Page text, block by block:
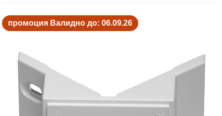
промоция Валидно до: 06.09.26